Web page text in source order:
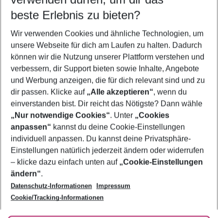
5-8 Nächte
2 Erwachsene Keine Kinder
Mehr Filter anzeigen
Footer
Footer navigation
Über uns
AGB
Bestpreisgarantie
Cookie-Einstellungen ändern
Cookie-Richtlinie
Agenturbetreuung
Barrierefreies Reisen
Folge uns
beste Erlebnis zu bieten?
Wir verwenden Cookies und ähnliche Technologien, um
unsere Webseite für dich am Laufen zu halten. Dadurch
können wir die Nutzung unserer Plattform verstehen und
verbessern, dir Support bieten sowie Inhalte, Angebote
und Werbung anzeigen, die für dich relevant sind und zu
dir passen. Klicke auf „Alle akzeptieren“, wenn du
einverstanden bist. Dir reicht das Nötigste? Dann wähle
„Nur notwendige Cookies“. Unter „Cookies
anpassen“ kannst du deine Cookie-Einstellungen
individuell anpassen. Du kannst deine Privatsphäre-
Einstellungen natürlich jederzeit ändern oder widerrufen
– klicke dazu einfach unten auf „Cookie-Einstellungen
ändern“.
Datenschutz-Informationen
Impressum
Cookie/Tracking-Informationen